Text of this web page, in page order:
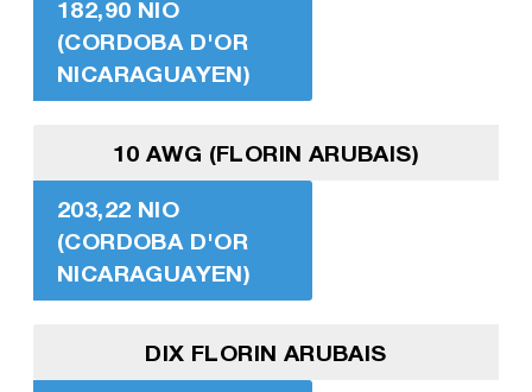
182,90 NIO
(CORDOBA D'OR
NICARAGUAYEN)
10 AWG (FLORIN ARUBAIS)
203,22 NIO
(CORDOBA D'OR
NICARAGUAYEN)
DIX FLORIN ARUBAIS